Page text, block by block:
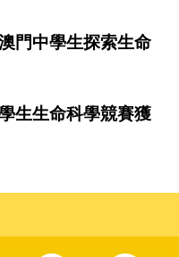
門中學生探索生命
生生命科學競賽獲